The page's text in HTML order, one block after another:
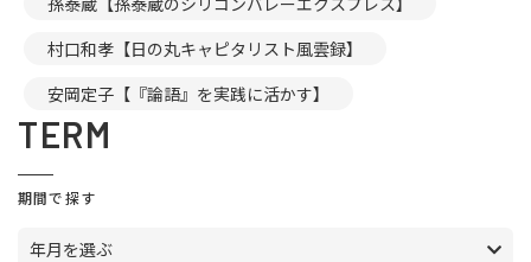
村口和孝【日の丸キャピタリスト風雲録】
安岡定子【『論語』を実践に活かす】
TERM
期間で探す
年月を選ぶ